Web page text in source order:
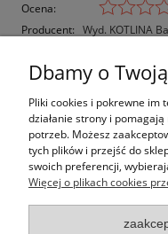
Ocena:
Producent: Wyd. KOTLINA
Opis
Opinie o
Rozmiar pocztówki:
Dbamy o
Pliki cookies i pokrewne im
działanie strony i
potrzeb. Możesz
tych plików i przejść do
swoich preferencji,
Więcej o plikach cookies